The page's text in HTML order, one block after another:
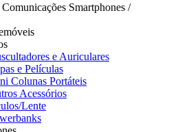
Smartphones /
e Auriculares
e Películas
Colunas Portáteis
Acessórios
Lente